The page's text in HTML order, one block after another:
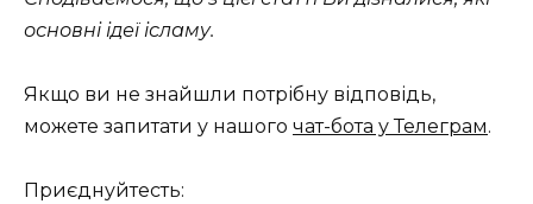
основні ідеї ісламу.
Якщо ви не знайшли потрібну відповідь,
можете запитати у нашого чат-бота у Телеграм.
Приєднуйтесть: